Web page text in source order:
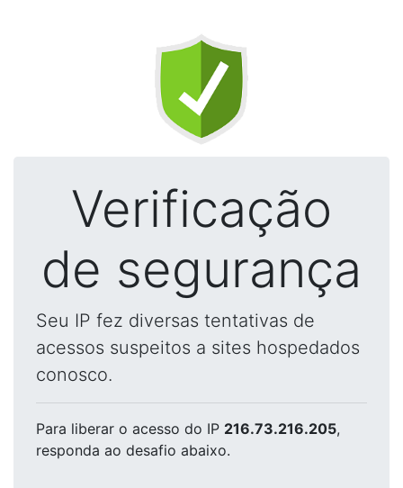
Verificação
de segurança
Seu IP fez diversas tentativas de
acessos suspeitos a sites hospedados
conosco.
Para liberar o acesso do IP 216.73.216.205,
responda ao desafio abaixo.